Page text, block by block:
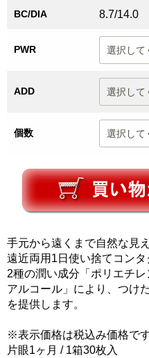
BC/DIA 8.7/14.0
PWR
ADD
個数
手元から遠くまで自然な見
遠近両用1日使い捨てコンタ
2種の潤い成分「ポリエチ
アルコール」により、つけ
を提供します。
※表示価格は税込み価格で
片眼1ヶ月 / 1箱30枚入